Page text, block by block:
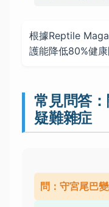
根據Reptile
護能降低80%健康
常見問答
疑難雜症
問：守宮尾巴